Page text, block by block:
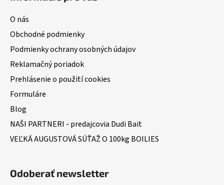
O nás
Obchodné podmienky
Podmienky ochrany osobných údajov
Reklamačný poriadok
Prehlásenie o použití cookies
Formuláre
Blog
NAŠI PARTNERI - predajcovia Dudi Bait
VEĽKÁ AUGUSTOVÁ SÚŤAŽ O 100kg BOILIES
Odoberať newsletter